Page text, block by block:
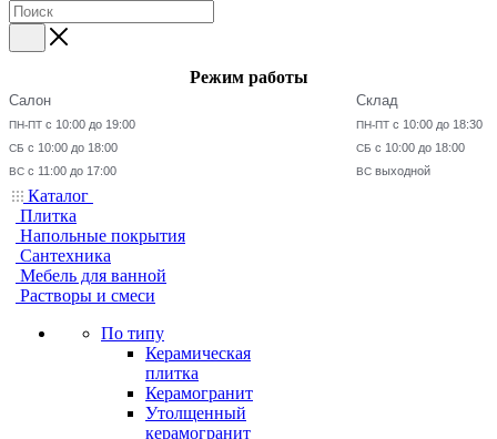
Режим работы
Салон
ПН-ПТ с 10:00 до 19:00
СБ с 10:00 до 18:00
ВС с 11:00 до 17:00
Склад
ПН-ПТ с 10:00 до 18:30
СБ с 10:00 до 18:00
ВС выходной
Каталог
Плитка
Напольные покрытия
Сантехника
Мебель для ванной
Растворы и смеси
По типу
Керамическая
плитка
Керамогранит
Утолщенный
керамогранит